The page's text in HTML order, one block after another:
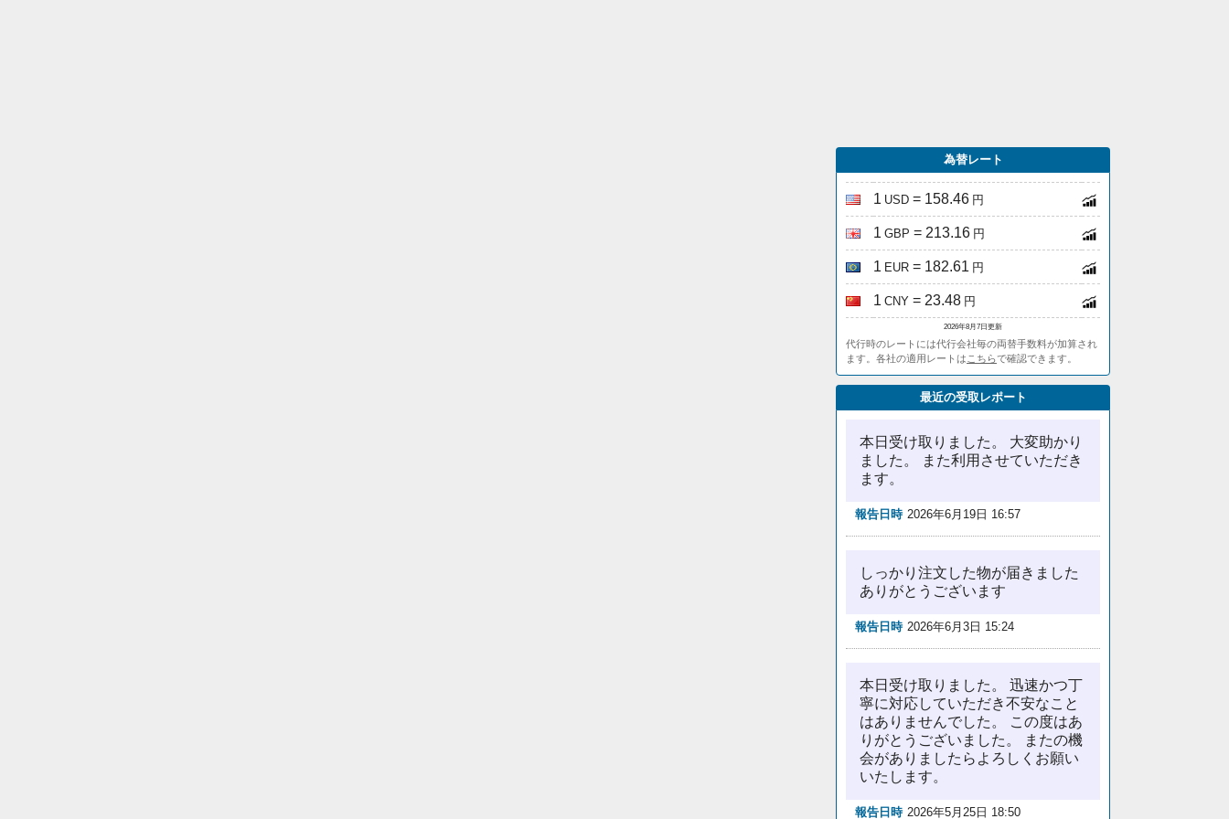
為替レート
1 USD = 158.46 円
1 GBP = 213.16 円
1 EUR = 182.61 円
1 CNY = 23.48 円
2026年8月7日更新
代行時のレートには代行会社毎の両替手数料が加算され
ます。各社の適用レートは こちらで確認できます。
最近の受取レポート
本日受け取りました。 大変助かり
ました。 また利用させていただき
ます。
報告日時 2026年6月19日 16:57
しっかり注文した物が届きました
ありがとうございます
報告日時 2026年6月3日 15:24
本日受け取りました。 迅速かつ丁
寧に対応していただき不安なこと
はありませんでした。 この度はあ
りがとうございました。 またの機
会がありましたらよろしくお願い
いたします。
報告日時 2026年5月25日 18:50